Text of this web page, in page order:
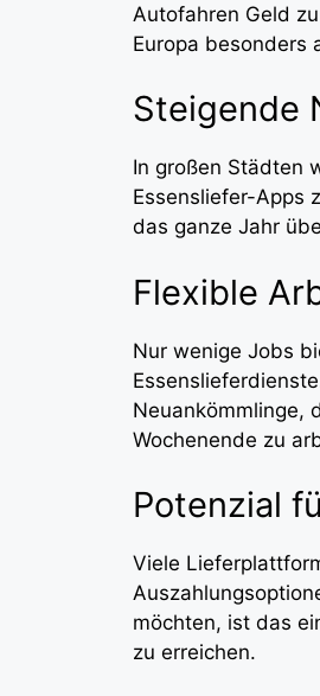
Autofahren Geld
Europa besonders
Steigende
In großen Städten
Essensliefer-Apps
das ganze Jahr
Flexible
Nur wenige Jobs
Neuankömmlinge,
Wochenende zu
Potenzial
Viele
möchten, ist das
zu erreichen.